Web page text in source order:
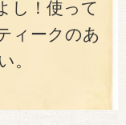
し！使って
ィークのあ
。